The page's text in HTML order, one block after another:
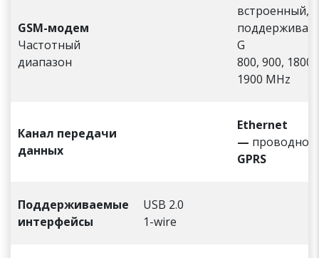
GSM-модем
Частотный
диапазон
встроенный,
G
800, 900, 1800,
1900 MHz
Канал передачи
данных
Ethernet
— проводной
GPRS
Поддерживаемые
интерфейсы
USB 2.0
1-wire